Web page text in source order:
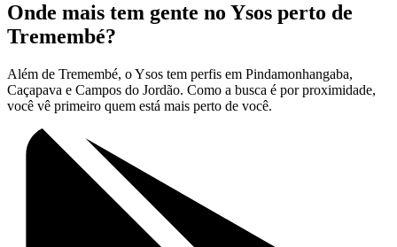
Onde mais tem gente no Ysos perto de
Tremembé?
Além de Tremembé, o Ysos tem perfis em Pindamonhangaba,
Caçapava e Campos do Jordão. Como a busca é por proximidade,
você vê primeiro quem está mais perto de você.